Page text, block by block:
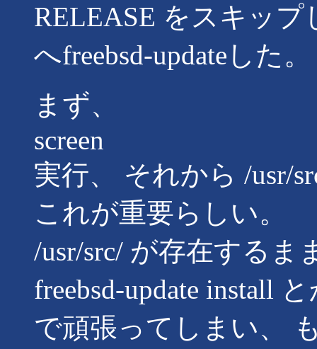
RELEASE をスキップ
へfreebsd-updateした。
まず、
screen
実行、 それから /usr/
これが重要らしい。
/usr/src/ が存在するま
freebsd-update install
で頑張ってしまい、